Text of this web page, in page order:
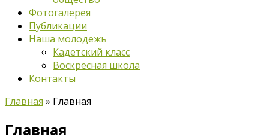
Фотогалерея
Публикации
Наша молодежь
Кадетский класс
Воскресная школа
Контакты
Главная » Главная
Главная